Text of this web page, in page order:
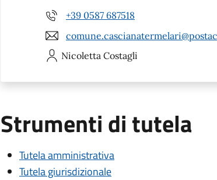
+39 0587 687518
Nicoletta Costagli
Strumenti di tutela
Tutela amministrativa
Tutela giurisdizionale